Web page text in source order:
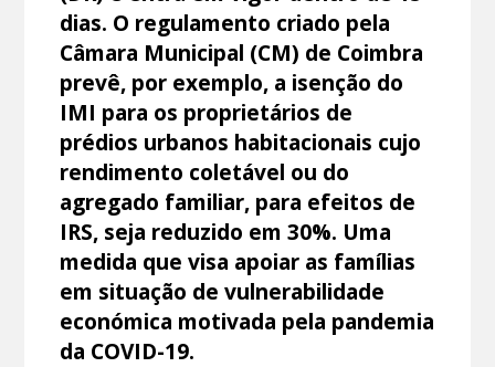
dias. O regulamento criado pela
Câmara Municipal (CM) de Coimbra
prevê, por exemplo, a isenção do
IMI para os proprietários de
prédios urbanos habitacionais cujo
rendimento coletável ou do
agregado familiar, para efeitos de
IRS, seja reduzido em 30%. Uma
medida que visa apoiar as famílias
em situação de vulnerabilidade
económica motivada pela pandemia
da COVID-19.